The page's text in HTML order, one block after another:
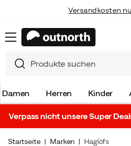
Versandkosten
Damen Herren Kinder
Verpass nicht unsere Super
Startseite Marken Haglöfs